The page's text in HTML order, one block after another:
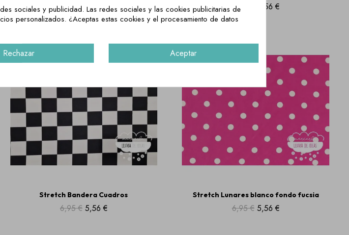
6,95 € 5,56 € 6,95 € 5,56 €
Stretch Bandera Cuadros
6,95 € 5,56 €
¡REBAJADO!
Stretch Lunares blanco fondo fucsia
6,95 € 5,56 €
sociales y publicidad. Las redes sociales y las cookies publicitarias de
personalizados. ¿Aceptas estas cookies y el procesamiento de datos
Rechazar Aceptar